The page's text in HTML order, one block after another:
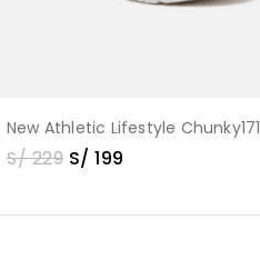
New Athletic Lifestyle Chunky171
S/229 S/ 199